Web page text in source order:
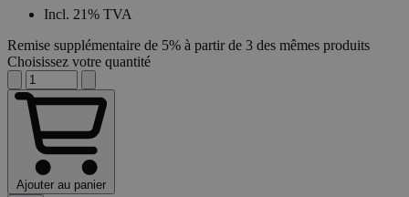
Incl. 21% TVA
Remise supplémentaire de 5% à partir de 3 des mêmes produits
Choisissez votre quantité
Ajouter au panier